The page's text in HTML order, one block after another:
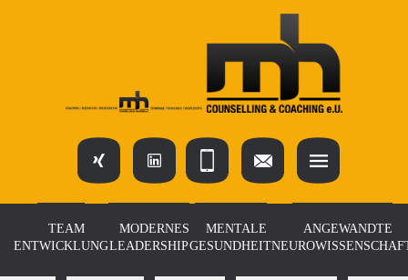
TEAM
ENTWICKLUNG
MODERNES
LEADERSHIP
MENTALE
GESUNDHEIT
ANGEWANDTE